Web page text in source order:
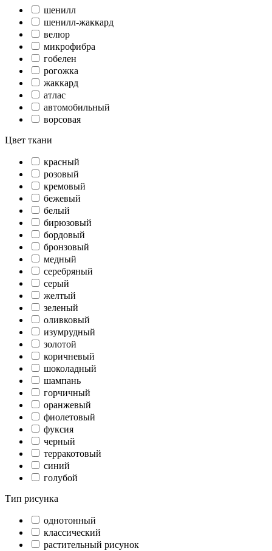
шенилл
шенилл-жаккард
велюр
микрофибра
гобелен
рогожка
жаккард
атлас
автомобильный
ворсовая
Цвет ткани
красный
розовый
кремовый
бежевый
белый
бирюзовый
бордовый
бронзовый
медный
серебряный
серый
желтый
зеленый
оливковый
изумрудный
золотой
коричневый
шоколадный
шампань
горчичный
оранжевый
фиолетовый
фуксия
черный
терракотовый
синий
голубой
Тип рисунка
однотонный
классический
растительный рисунок